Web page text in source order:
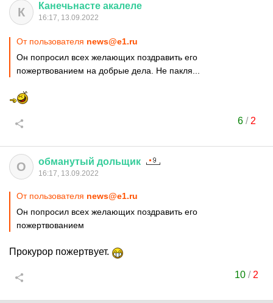
К Канечьнасте акалеле
16:17, 13.09.2022
От пользователя news@e1.ru
Он попросил всех желающих поздравить его
пожертвованием на добрые дела. Не пакля...
6/ 2
О обманутый дольщик
16:17, 13.09.2022
От пользователя news@e1.ru
Он попросил всех желающих поздравить его
пожертвованием
Прокурор пожертвует.
10 / 2